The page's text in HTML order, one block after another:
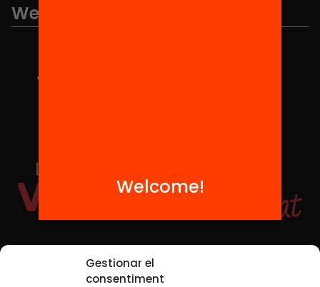
Gestionar el
consentiment
We are part of...
Social Media
Welcome!